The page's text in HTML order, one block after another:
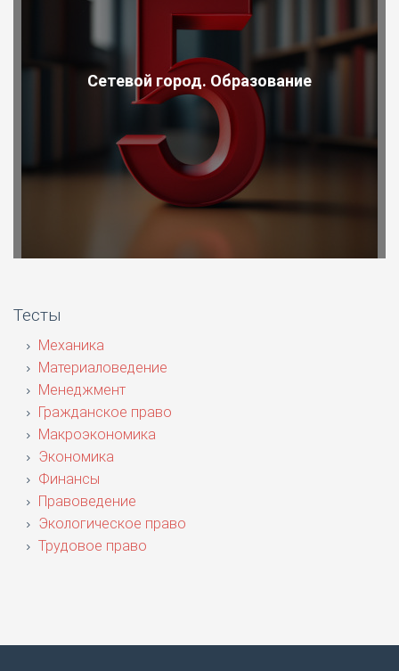
Сетевой город. Образование
Тесты
Механика
Материаловедение
Менеджмент
Гражданское право
Макроэкономика
Экономика
Финансы
Правоведение
Экологическое право
Трудовое право